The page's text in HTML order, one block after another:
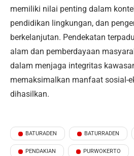
memiliki nilai penting dalam
pendidikan lingkungan, dan
berkelanjutan. Pendekatan
alam dan pemberdayaan
dalam menjaga integritas
memaksimalkan manfaat sosial-
dihasilkan.
BATURADEN BATURRADEN
PENDAKIAN PURWOKERTO